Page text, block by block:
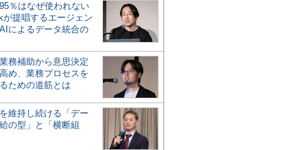
％はなぜ使われない
提唱するエージェン
によるデータ統合の
務補助から意思決定
め、業務プロセスを
ための道筋とは
維持し続ける「デー
の型」と「横断組